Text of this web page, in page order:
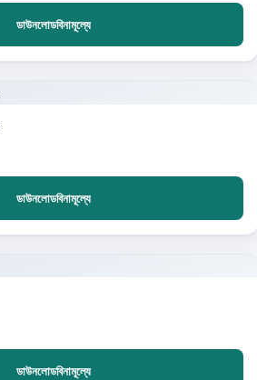
ডাউনলোডবিনামূল্যে
ডাউনলোডবিনামূল্যে
ডাউনলোডবিনামূল্যে